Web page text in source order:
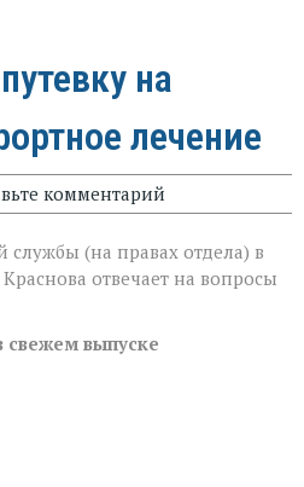
на
лечение
комментарий
службы (на правах отдела) в
отвечает на вопросы
выпуске